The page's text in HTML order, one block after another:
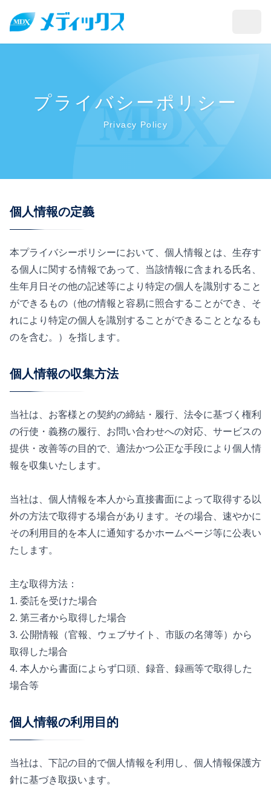
プライバシーポリシー
Privacy Policy
個人情報の定義
本プライバシーポリシーにおいて、個人情報とは、生存す
る個人に関する情報であって、当該情報に含まれる氏名、
生年月日その他の記述等により特定の個人を識別すること
ができるもの（他の情報と容易に照合することができ、そ
れにより特定の個人を識別することができることとなるも
のを含む。）を指します。
個人情報の収集方法
当社は、お客様との契約の締結・履行、法令に基づく権利
の行使・義務の履行、お問い合わせへの対応、サービスの
提供・改善等の目的で、適法かつ公正な手段により個人情
報を収集いたします。
当社は、個人情報を本人から直接書面によって取得する以
外の方法で取得する場合があります。その場合、速やかに
その利用目的を本人に通知するかホームページ等に公表い
たします。
主な取得方法：
1. 委託を受けた場合
2. 第三者から取得した場合
3. 公開情報（官報、ウェブサイト、市販の名簿等）から
取得した場合
4. 本人から書面によらず口頭、録音、録画等で取得した
場合等
個人情報の利用目的
当社は、下記の目的で個人情報を利用し、個人情報保護方
針に基づき取扱います。